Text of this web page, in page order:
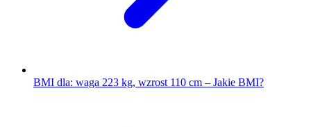
BMI dla: waga 223 kg, wzrost 110 cm – Jakie BMI?